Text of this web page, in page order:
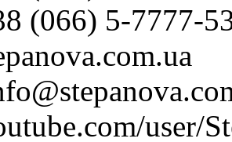
(066) 5-7777-
user/